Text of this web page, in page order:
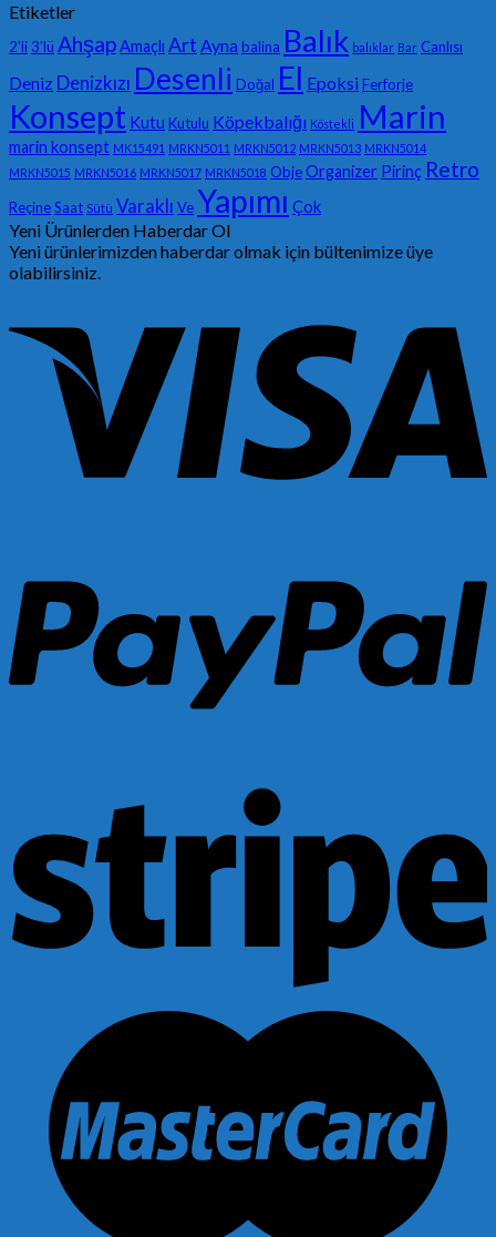
Etiketler
2'li 3'lü AhşapAmaçlı Art Ayna balina Balık balıklar Bar Canlısı
Deniz Denizkızı Desenli Doğal El Epoksi Ferforje
Konsept Kutu Kutulu Köpekbalığı Köstekli Marin
marin konsept MK15491 MRKN5011 MRKN5012 MRKN5013 MRKN5014
MRKN5015 MRKN5016 MRKN5017 MRKN5018 ObjeOrganizer Pirinç Retro
ReçineSaat Sütü Varaklı Ve Yapımı Çok
Yeni Ürünlerden Haberdar Ol
Yeni ürünlerimizden haberdar olmak için bültenimize üye
olabilirsiniz.